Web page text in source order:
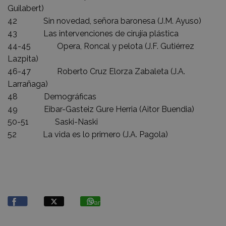
Guilabert)
42 Sin novedad, señora baronesa (J.M. Ayuso)
43 Las intervenciones de cirujía plástica
44-45 Opera, Roncal y pelota (J.F. Gutiérrez
Lazpita)
46-47 Roberto Cruz Elorza Zabaleta (J.A.
Larrañaga)
48 Demográficas
49 Eibar-Gasteiz Gure Herria (Aitor Buendia)
50-51 Saski-Naski
52 La vida es lo primero (J.A. Pagola)
Partekatu